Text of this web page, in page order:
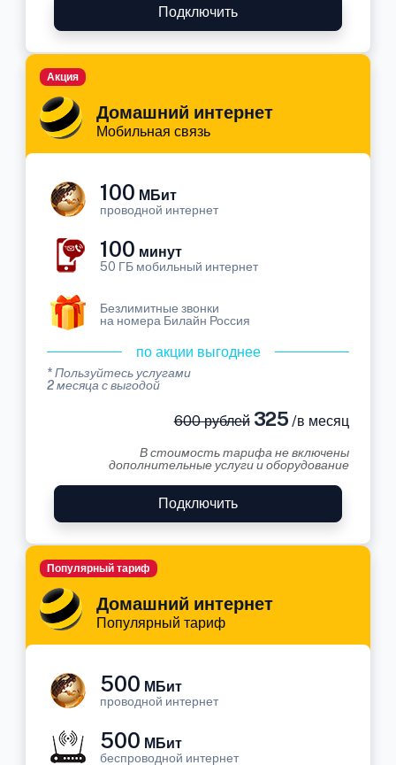
Подключить
Домашний интернет
Мобильная связь
Акция
100 МБит
проводной интернет
100 минут
50 ГБ мобильный интернет
Безлимитные звонки
на номера Билайн Россия
по акции выгоднее
* Пользуйтесь услугами
2 месяца с выгодой
600 рублей325 /в месяц
В стоимость тарифа не включены
дополнительные услуги и оборудование
Подключить
Домашний интернет
Популярный тариф
Популярный тариф
500 МБит
проводной интернет
500 МБит
беспроводной интернет